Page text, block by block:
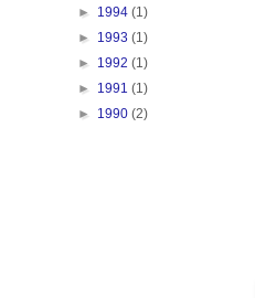
► 1994 (1)
► 1993 (1)
► 1992 (1)
► 1991 (1)
► 1990 (2)